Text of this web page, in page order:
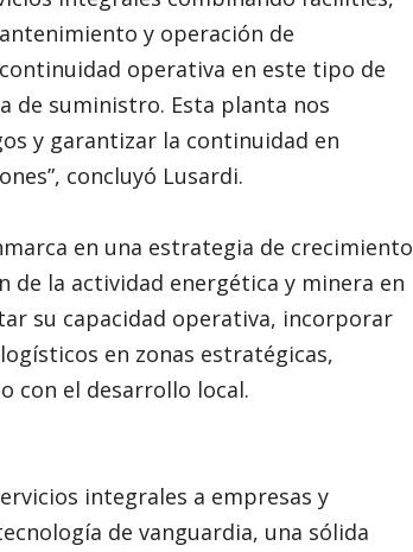
y operación de
operativa en este tipo de
de suministro. Esta planta nos
y garantizar la continuidad en
concluyó Lusardi.
en una estrategia de crecimiento
de la actividad energética y minera en
su capacidad operativa, incorporar
en zonas estratégicas,
con el desarrollo local.
integrales a empresas y
de vanguardia, una sólida